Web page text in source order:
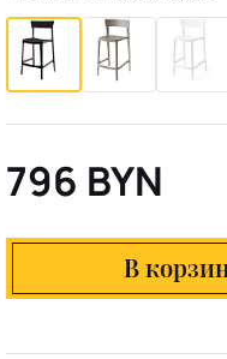
796 BYN
В